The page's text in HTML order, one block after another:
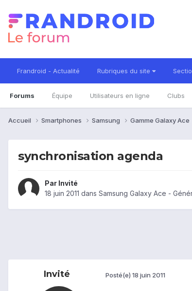
Frandroid - Actualité Rubriques du site
Forums Équipe Utilisateurs en ligne Clubs
Accueil Smartphones Samsung Gamme Galaxy Ace
synchronisation agenda
Par Invité
18 juin 2011 dans Samsung Galaxy Ace -
Invité Posté(e) 18 juin 2011